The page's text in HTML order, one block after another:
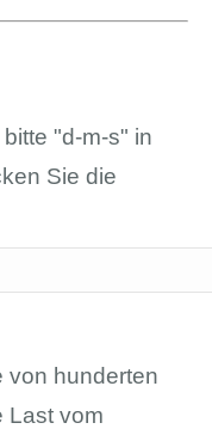
"d-m-s" in
Sie die
von hunderten
Last vom